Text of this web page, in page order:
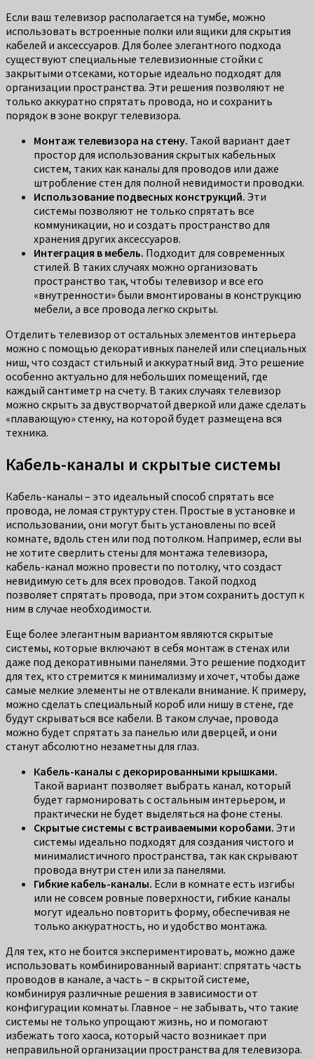
Если ваш телевизор располагается на тумбе, можно
использовать встроенные полки или ящики для скрытия
кабелей и аксессуаров. Для более элегантного подхода
существуют специальные телевизионные стойки с
закрытыми отсеками, которые идеально подходят для
организации пространства. Эти решения позволяют не
только аккуратно спрятать провода, но и сохранить
порядок в зоне вокруг телевизора.
Монтаж телевизора на стену. Такой вариант дает
простор для использования скрытых кабельных
систем, таких как каналы для проводов или даже
штробление стен для полной невидимости проводки.
Использование подвесных конструкций. Эти
системы позволяют не только спрятать все
коммуникации, но и создать пространство для
хранения других аксессуаров.
Интеграция в мебель. Подходит для современных
стилей. В таких случаях можно организовать
пространство так, чтобы телевизор и все его
«внутренности» были вмонтированы в конструкцию
мебели, а все провода легко скрыты.
Отделить телевизор от остальных элементов интерьера
можно с помощью декоративных панелей или специальных
ниш, что создаст стильный и аккуратный вид. Это решение
особенно актуально для небольших помещений, где
каждый сантиметр на счету. В таких случаях телевизор
можно скрыть за двустворчатой дверкой или даже сделать
«плавающую» стенку, на которой будет размещена вся
техника.
Кабель-каналы и скрытые системы
Кабель-каналы – это идеальный способ спрятать все
провода, не ломая структуру стен. Простые в установке и
использовании, они могут быть установлены по всей
комнате, вдоль стен или под потолком. Например, если вы
не хотите сверлить стены для монтажа телевизора,
кабель-канал можно провести по потолку, что создаст
невидимую сеть для всех проводов. Такой подход
позволяет спрятать провода, при этом сохранить доступ к
ним в случае необходимости.
Еще более элегантным вариантом являются скрытые
системы, которые включают в себя монтаж в стенах или
даже под декоративными панелями. Это решение подходит
для тех, кто стремится к минимализму и хочет, чтобы даже
самые мелкие элементы не отвлекали внимание. К примеру,
можно сделать специальный короб или нишу в стене, где
будут скрываться все кабели. В таком случае, провода
можно будет спрятать за панелью или дверцей, и они
станут абсолютно незаметны для глаз.
Кабель-каналы с декорированными крышками.
Такой вариант позволяет выбрать канал, который
будет гармонировать с остальным интерьером, и
практически не будет выделяться на фоне стены.
Скрытые системы с встраиваемыми коробами. Эти
системы идеально подходят для создания чистого и
минималистичного пространства, так как скрывают
провода внутри стен или за панелями.
Гибкие кабель-каналы. Если в комнате есть изгибы
или не совсем ровные поверхности, гибкие каналы
могут идеально повторить форму, обеспечивая не
только аккуратность, но и удобство монтажа.
Для тех, кто не боится экспериментировать, можно даже
использовать комбинированный вариант: спрятать часть
проводов в канале, а часть – в скрытой системе,
комбинируя различные решения в зависимости от
конфигурации комнаты. Главное – не забывать, что такие
системы не только упрощают жизнь, но и помогают
избежать того хаоса, который часто возникает при
неправильной организации пространства для телевизора.